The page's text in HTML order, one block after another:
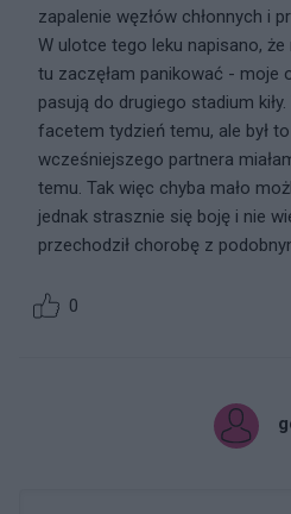
zapalenie węzłów chłonnych i
W ulotce tego leku napisano, że
tu zaczęłam panikować - moje
pasują do drugiego stadium
facetem tydzień temu, ale był
wcześniejszego partnera
temu. Tak więc chyba mało
jednak strasznie się boję i nie
przechodził chorobę z
0